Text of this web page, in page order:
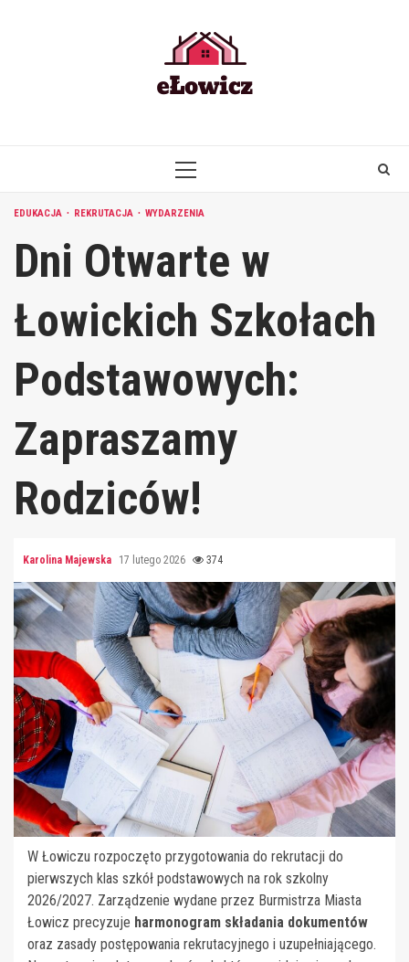
PRIMARY
EDUKACJA REKRUTACJA WYDARZENIA
Dni Otwarte w
Łowickich Szkołach
Podstawowych:
Zapraszamy
Rodziców!
Karolina Majewska 17 lutego 2026 374
W Łowiczu rozpoczęto przygotowania do rekrutacji do
pierwszych klas szkół podstawowych na rok szkolny
2026/2027. Zarządzenie wydane przez Burmistrza Miasta
Łowicz precyzuje harmonogram składania dokumentów
oraz zasady postępowania rekrutacyjnego i uzupełniającego.